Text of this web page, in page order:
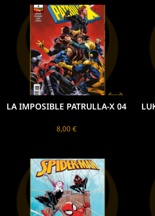
LA IMPOSIBLE PATRULLA-X 04
8,00€